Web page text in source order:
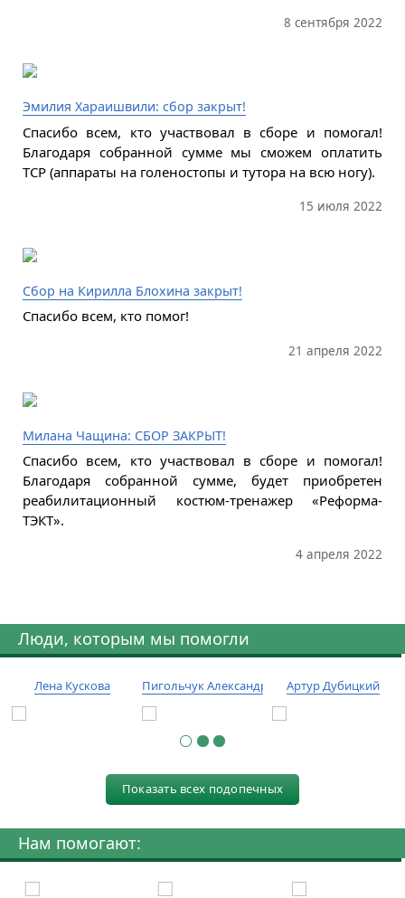
8 сентября 2022
Эмилия Хараишвили: сбор закрыт!
Спасибо всем, кто участвовал в сборе и помогал!
Благодаря собранной сумме мы сможем оплатить
ТСР (аппараты на голеностопы и тутора на всю ногу).
15 июля 2022
Сбор на Кирилла Блохина закрыт!
Спасибо всем, кто помог!
21 апреля 2022
Милана Чащина: СБОР ЗАКРЫТ!
Спасибо всем, кто участвовал в сборе и помогал!
Благодаря собранной сумме, будет приобретен
реабилитационный костюм-тренажер «Реформа-
ТЭКТ».
4 апреля 2022
Люди, которым мы помогли
Лена Кускова Пигольчук Александр Артур Дубицкий
Показать всех подопечных
Нам помогают: